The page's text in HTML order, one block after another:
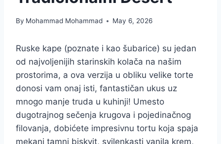
By Mohammad Mohammad May 6, 2026
Ruske kape (poznate i kao šubarice) su jedan
od najvoljenijih starinskih kolača na našim
prostorima, a ova verzija u obliku velike torte
donosi vam onaj isti, fantastičan ukus uz
mnogo manje truda u kuhinji! Umesto
dugotrajnog sečenja krugova i pojedinačnog
filovanja, dobićete impresivnu tortu koja spaja
mekani tamni biskvit, svilenkasti vanila krem,